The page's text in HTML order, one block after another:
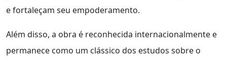
e fortaleçam seu empoderamento.
Além disso, a obra é reconhecida internacionalmente e
permanece como um clássico dos estudos sobre o